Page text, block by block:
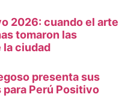
2026: cuando el arte
tomaron las
la ciudad
presenta sus
para Perú Positivo